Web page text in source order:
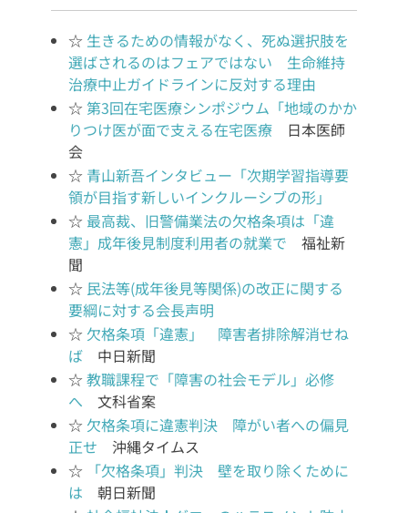
☆ 生きるための情報がなく、死ぬ選択肢を
選ばされるのはフェアではない 生命維持
治療中止ガイドラインに反対する理由
☆ 第3回在宅医療シンポジウム「地域のかか
りつけ医が面で支える在宅医療 日本医師
会
☆ 青山新吾インタビュー「次期学習指導要
領が目指す新しいインクルーシブの形」
☆ 最高裁、旧警備業法の欠格条項は「違
憲」成年後見制度利用者の就業で 福祉新
聞
☆ 民法等(成年後見等関係)の改正に関する
要綱に対する会長声明
☆ 欠格条項「違憲」 障害者排除解消せね
ば 中日新聞
☆ 教職課程で「障害の社会モデル」必修
へ 文科省案
☆ 欠格条項に違憲判決 障がい者への偏見
正せ 沖縄タイムス
☆
「欠格条項」判決 壁を取り除くために
は 朝日新聞